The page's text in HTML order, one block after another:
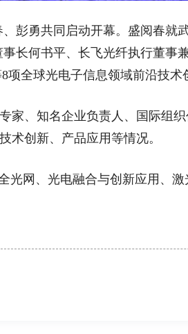
勇共同启动开幕。盛阅春就
长何书平、长飞光纤执行董事
全球光电子信息领域前沿技术
、知名企业负责人、国际组织
术创新、产品应用等情况。
网、光电融合与创新应用、激